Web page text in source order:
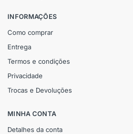
INFORMAÇÕES
Como comprar
Entrega
Termos e condições
Privacidade
Trocas e Devoluções
MINHA CONTA
Detalhes da conta